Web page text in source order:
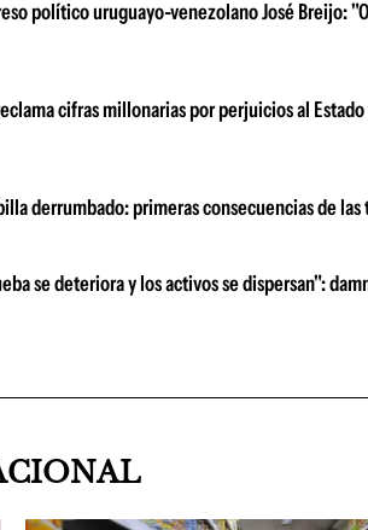
político uruguayo-venezolano José Breijo:
cifras millonarias por perjuicios al
derrumbado: primeras consecuencias de
se deteriora y los activos se dispersan":